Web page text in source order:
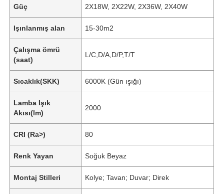
Güç 2X18W, 2X22W, 2X36W, 2X40W
Işınlanmış alan 15-30m2
Çalışma ömrü
(saat)
L/C,D/A,D/P,T/T
Sıcaklık(SKK) 6000K (Gün ışığı)
Lamba Işık
Akısı(lm)
2000
CRI (Ra>) 80
Renk Yayan Soğuk Beyaz
Montaj Stilleri Kolye; Tavan; Duvar; Direk